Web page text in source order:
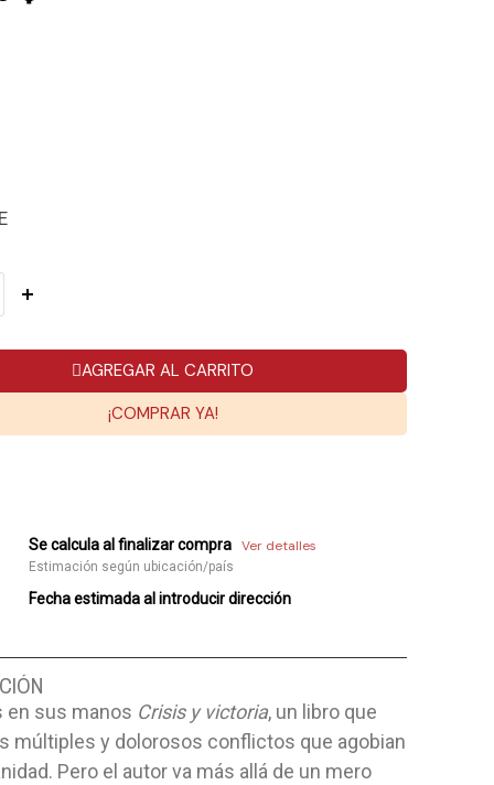
AGREGAR AL CARRITO
¡COMPRAR YA!
Se calcula al finalizar compra Ver detalles
Estimación según ubicación/país
Fecha estimada al introducir dirección
en sus manos Crisis y victoria, un libro que
múltiples y dolorosos conflictos que agobian
Pero el autor va más allá de un mero